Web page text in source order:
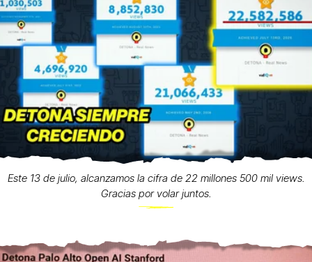
Este 13 de julio, alcanzamos la cifra de 22 millones 500 mil views.
Gracias por volar juntos.